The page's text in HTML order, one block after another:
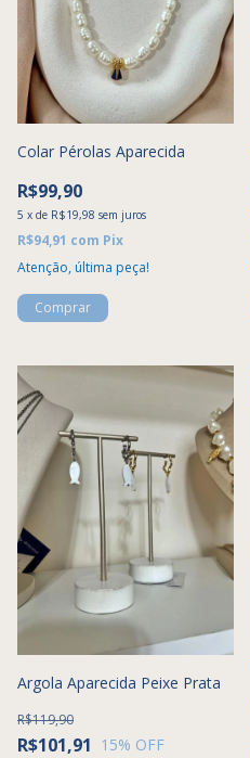
Colar Pérolas Aparecida
R$99,90
5 x de R$19,98 sem juros
R$94,91 com Pix
Atenção, última peça!
Argola Aparecida Peixe Prata
R$101,91
R$119,90
15% OFF